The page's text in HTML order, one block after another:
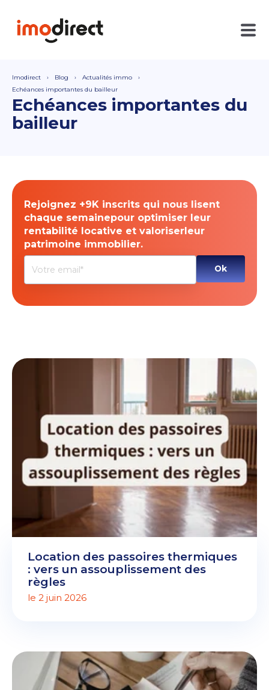
Imodirect Blog
Actualités immo
Echéances importantes du bailleur
Echéances importantes du
bailleur
Rejoignez +9K inscrits qui nous lisent
chaque semainepour optimiser leur
rentabilité locative et valoriserleur
patrimoine immobilier.
Location des passoires thermiques
: vers un assouplissement des
règles
le 2 juin 2026